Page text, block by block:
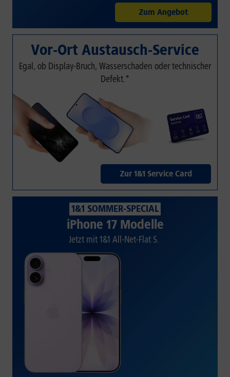
Zum Angebot
Vor-Ort Austausch-Service
Egal, ob Display-Bruch, Wasserschaden oder technischer
Defekt.*
Zur 1&1 Service Card
1&1 SOMMER-SPECIAL
iPhone 17 Modelle
Jetzt mit 1&1 All-Net-Flat S.